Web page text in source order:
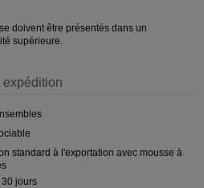
doivent être présentés dans un
supérieure.
expédition
standard à l'exportation avec mousse à
30 jours